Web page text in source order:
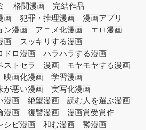
格闘漫画
完結作品
画 犯罪・推理漫画
漫画アプリ
ン漫画 アニメ化漫画
エロ漫画
画
スッキリする漫画
ドロ漫画
ハラハラする漫画
ストセラー漫画
モヤモヤする漫画
映画化漫画
学習漫画
が悪い漫画
実写化漫画
漫画 絶望漫画
読む人を選ぶ漫画
漫画 復讐漫画
漫画賞受賞作
シピ漫画 和む漫画
鬱漫画